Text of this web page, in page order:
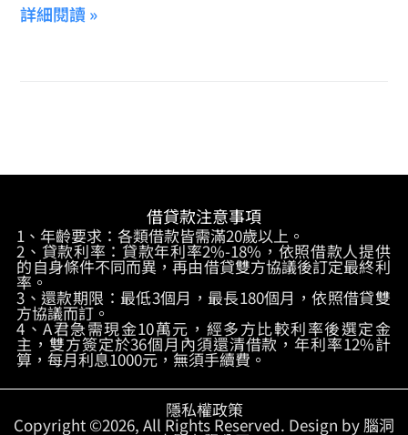
詳細閱讀 »
借貸款注意事項
1、年齡要求：各類借款皆需滿20歲以上。
2、貸款利率：貸款年利率2%-18%，依照借款人提供
的自身條件不同而異，再由借貸雙方協議後訂定最終利
率。
3、還款期限：最低3個月，最長180個月，依照借貸雙
方協議而訂。
4、A君急需現金10萬元，經多方比較利率後選定金
主，雙方簽定於36個月內須還清借款，年利率12%計
算，每月利息1000元，無須手續費。
隱私權政策
Copyright ©2026, All Rights Reserved. Design by 腦洞